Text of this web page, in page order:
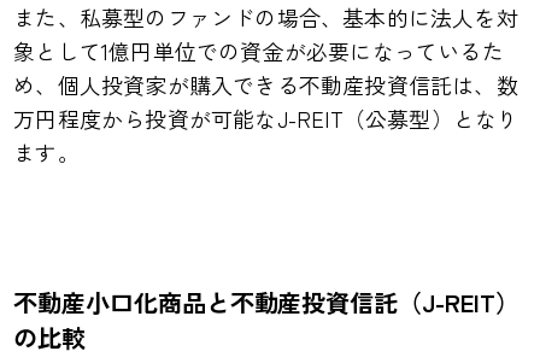
また、私募型のファンドの場合、基本的に法人を対
象として1億円単位での資金が必要になっているた
め、個人投資家が購入できる不動産投資信託は、数
万円程度から投資が可能なJ-REIT（公募型）となり
ます。
不動産小口化商品と不動産投資信託（J-REIT）
の比較